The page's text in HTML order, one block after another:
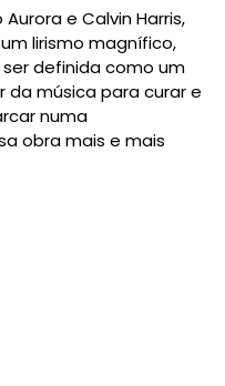
e Calvin Harris,
lirismo magnífico,
definida como um
música para curar e
numa
obra mais e mais